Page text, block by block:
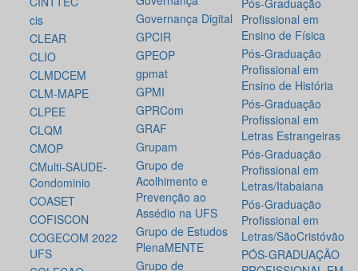
cis
CLEAR
CLIO
CLMDCEM
CLM-MAPE
CLPEE
CLQM
CMOP
CMulti-SAUDE-
Condominio
COASET
COFISCON
COGECOM 2022
UFS
Governança Digital
GPCIR
GPEOP
gpmat
GPMI
GPRCom
GRAF
Grupam
Grupo de
Acolhimento e
Prevenção ao
Assédio na UFS
Grupo de Estudos
PlenaMENTE
Grupo de
Pós-Graduação
Profissional em
Ensino de Física
Pós-Graduação
Profissional em
Ensino de História
Pós-Graduação
Profissional em
Letras Estrangeiras
Pós-Graduação
Profissional em
Letras/Itabaiana
Pós-Graduação
Profissional em
Letras/SãoCristóvão
PÓS-GRADUAÇÃO